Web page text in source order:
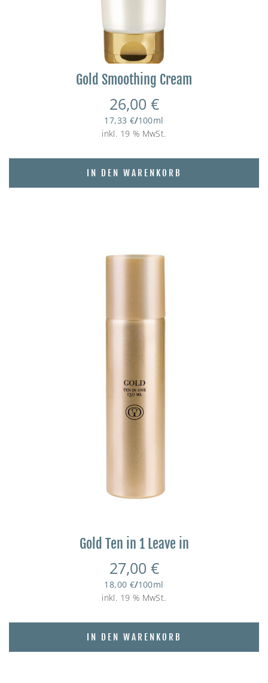
Gold Smoothing Cream
26,00 €
17,33 €/100ml
inkl. 19 % MwSt.
IN DEN WARENKORB
Gold Ten in 1 Leave in
27,00 €
18,00 €/100ml
inkl. 19 % MwSt.
IN DEN WARENKORB